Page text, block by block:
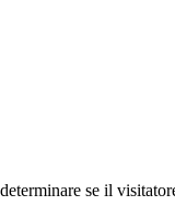
se il